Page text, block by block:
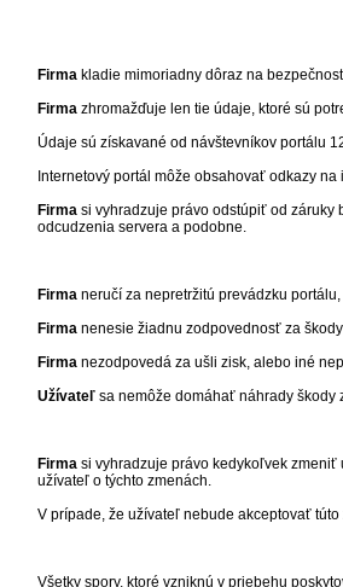
Firma kladie mimoriadny dôraz na
Firma zhromažďuje len tie údaje, ktoré sú
Údaje sú získavané od návštevníkov portálu
Internetový portál môže obsahovať odkazy
Firma si vyhradzuje právo odstúpiť od záruky
odcudzenia servera a podobne.
Firma neručí za nepretržitú prevádzku
Firma nenesie žiadnu zodpovednosť za
Firma nezodpovedá za ušli zisk, alebo iné
Užívateľ sa nemôže domáhať náhrady škody
Firma si vyhradzuje právo kedykoľvek zmeniť
užívateľ o týchto zmenách.
V prípade, že užívateľ nebude akceptovať
Všetky spory, ktoré vzniknú v priebehu